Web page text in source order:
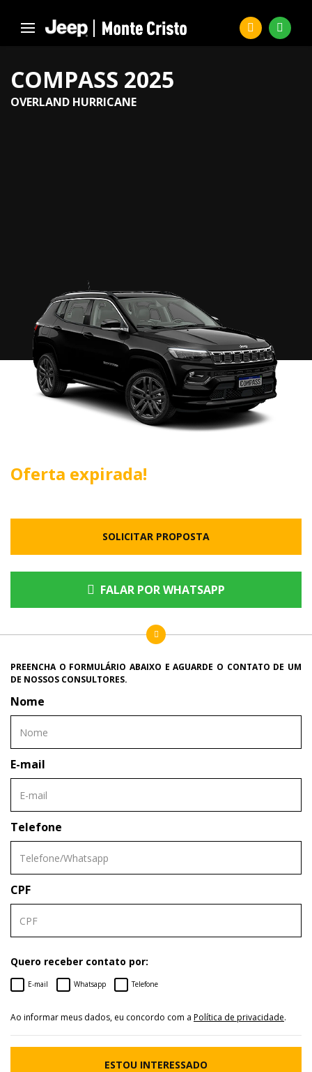
COMPASS 2025
OVERLAND HURRICANE
Oferta expirada!
SOLICITAR PROPOSTA
FALAR POR WHATSAPP
PREENCHA O FORMULÁRIO ABAIXO E AGUARDE O CONTATO DE UM
DE NOSSOS CONSULTORES.
Nome
E-mail
Telefone
CPF
Quero receber contato por:
E-mail Whatsapp Telefone
Ao informar meus dados, eu concordo com a Política de privacidade.
ESTOU INTERESSADO